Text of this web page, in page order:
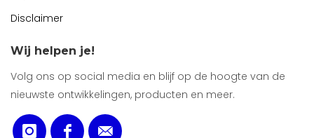
Disclaimer
Wij helpen je!
Volg ons op social media en blijf op de hoogte van de
nieuwste ontwikkelingen, producten en meer.